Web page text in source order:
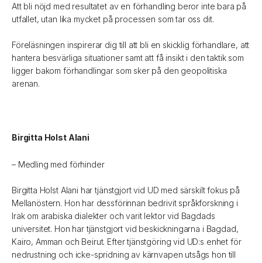
Att bli nöjd med resultatet av en förhandling beror inte bara på
utfallet, utan lika mycket på processen som tar oss dit.
Föreläsningen inspirerar dig till att bli en skicklig förhandlare, att
hantera besvärliga situationer samt att få insikt i den taktik som
ligger bakom förhandlingar som sker på den geopolitiska
arenan.
Birgitta Holst Alani
– Medling med förhinder
Birgitta Holst Alani har tjänstgjort vid UD med särskilt fokus på
Mellanöstern. Hon har dessförinnan bedrivit språkforskning i
Irak om arabiska dialekter och varit lektor vid Bagdads
universitet. Hon har tjänstgjort vid beskickningarna i Bagdad,
Kairo, Amman och Beirut. Efter tjänstgöring vid UD:s enhet för
nedrustning och icke-spridning av kärnvapen utsågs hon till